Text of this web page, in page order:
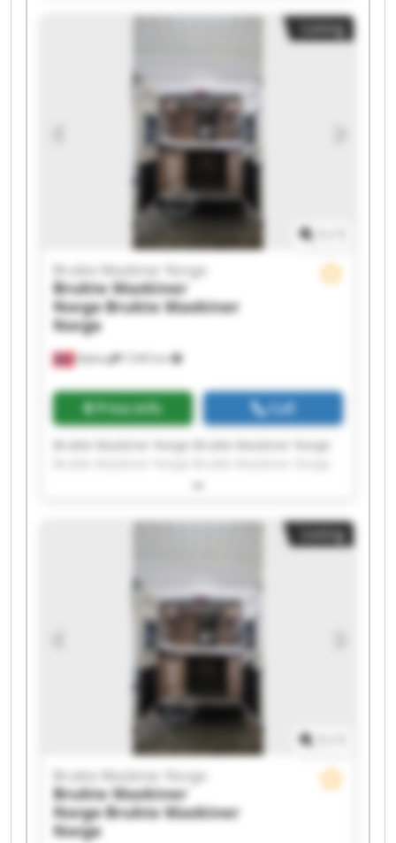
Brukte Maskiner Norge Brukte Maskiner Norge
Brukte Maskiner Norge Brukte Maskiner Norge
Brukte Maskiner Norge Brukte Maskiner Norge
Brukte Maskiner Norge Brukte Maskiner Norge
Brukte Maskiner Norge Brukte Maskiner Norge
Brukte Maskiner Norge Brukte Maskiner Norge
Listing
Nyborg 7,045 km
Brukte Maskiner Norge
Brukte Maskiner
NorgeBrukte Maskiner
Norge
Price info Call
Brukte Maskiner Norge Brukte Maskiner Norge
Brukte Maskiner Norge Brukte Maskiner Norge
Brukte Maskiner Norge Brukte Maskiner Norge
Brukte Maskiner Norge Brukte Maskiner Norge
Brukte Maskiner Norge Brukte Maskiner Norge
Brukte Maskiner Norge Brukte Maskiner Norge
Brukte Maskiner Norge Brukte Maskiner Norge
Brukte Maskiner Norge Brukte Maskiner Norge
Listing
Brukte Maskiner Norge
Brukte Maskiner
NorgeBrukte Maskiner
Norge